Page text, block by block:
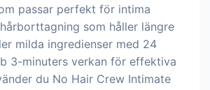
passar perfekt för intima
som håller längre
milda ingredienser med 24
3-minuters verkan för effektiva
du No Hair Crew Intimate